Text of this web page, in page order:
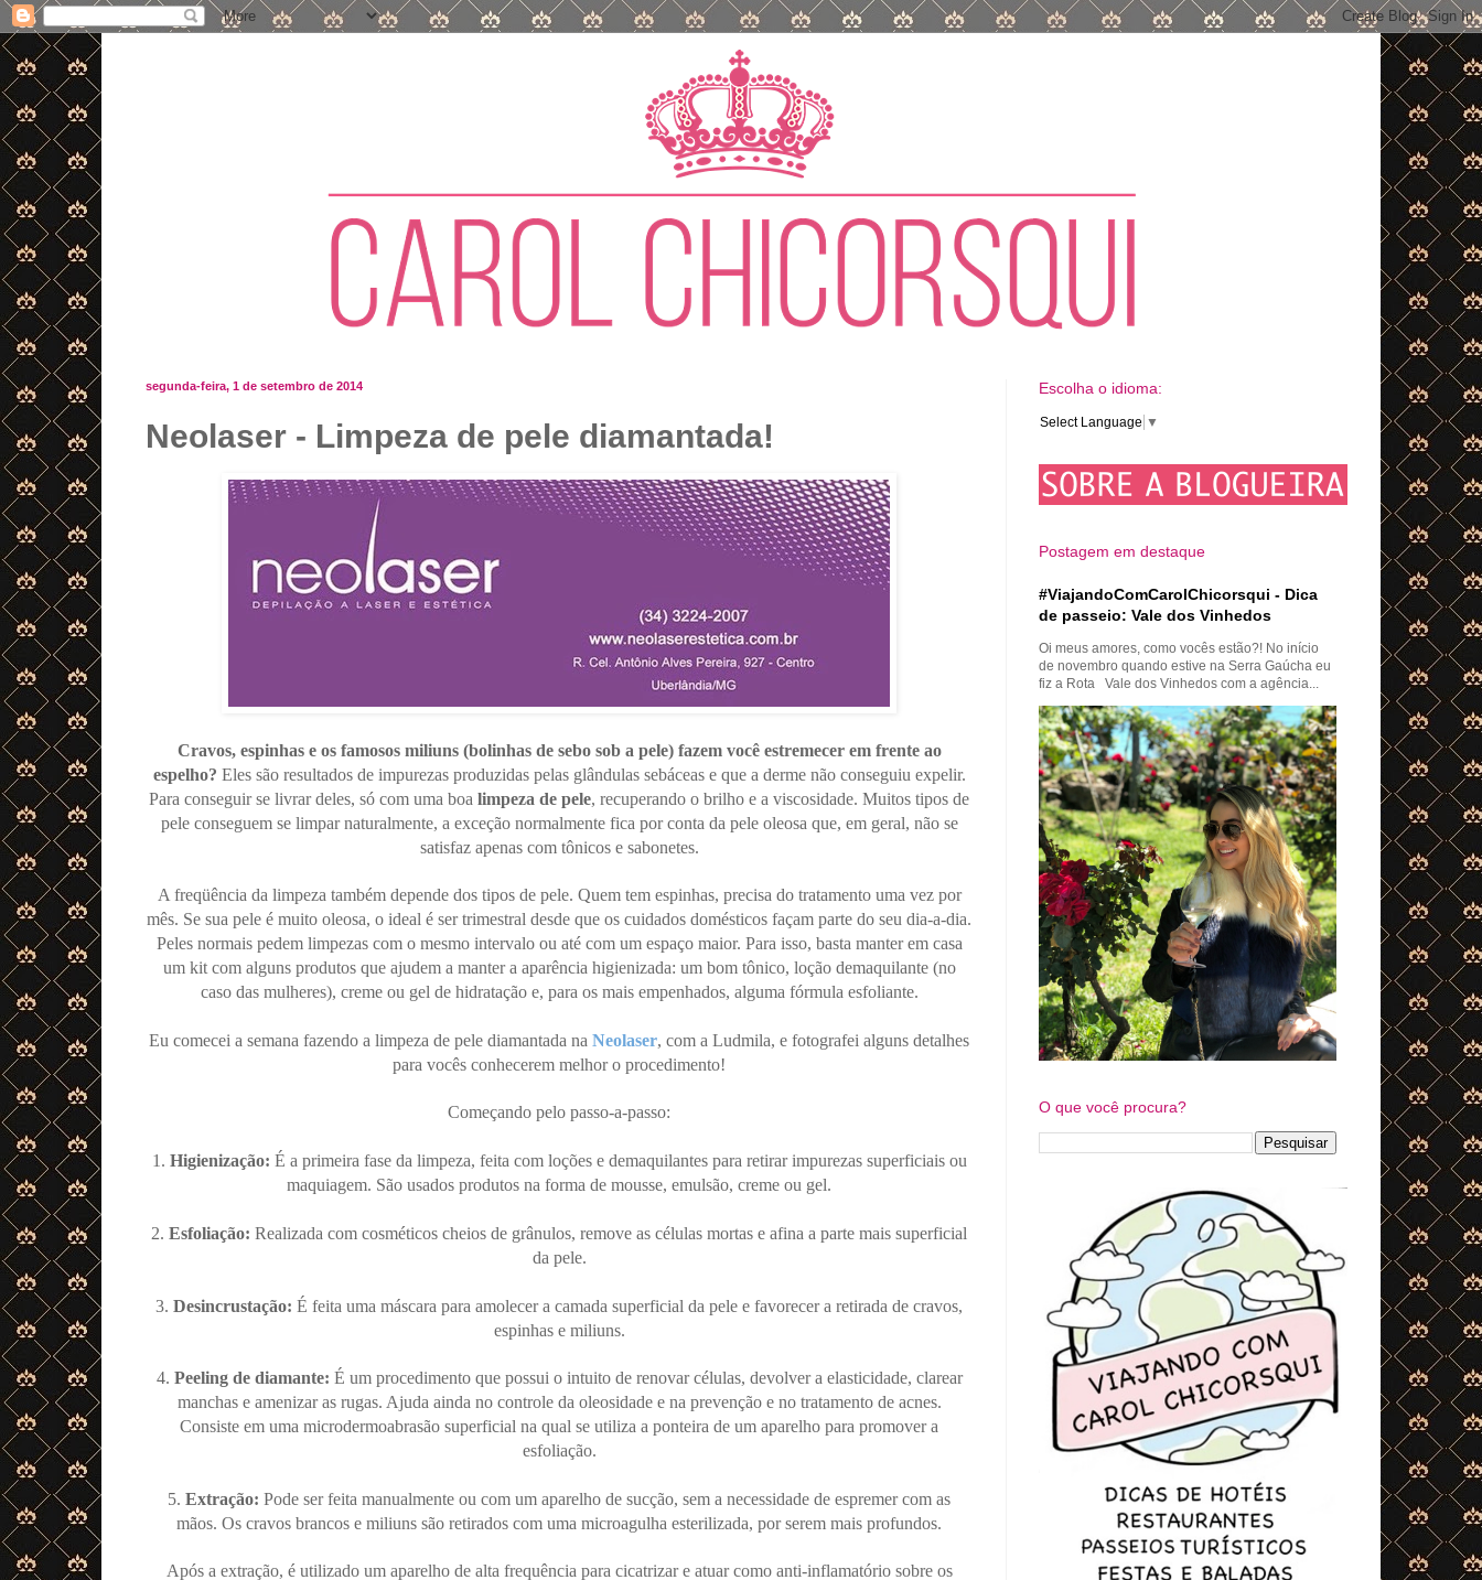
segunda-feira, 1 de setembro de 2014
Neolaser - Limpeza de pele diamantada!
Cravos, espinhas e os famosos miliuns (bolinhas de sebo sob a pele) fazem você estremecer em frente ao
espelho? Eles são resultados de impurezas produzidas pelas glândulas sebáceas e que a derme não conseguiu expelir.
Para conseguir se livrar deles, só com uma boa limpeza de pele, recuperando o brilho e a viscosidade. Muitos tipos de
pele conseguem se limpar naturalmente, a exceção normalmente fica por conta da pele oleosa que, em geral, não se
satisfaz apenas com tônicos e sabonetes.
A freqüência da limpeza também depende dos tipos de pele. Quem tem espinhas, precisa do tratamento uma vez por
mês. Se sua pele é muito oleosa, o ideal é ser trimestral desde que os cuidados domésticos façam parte do seu dia-a-dia.
Peles normais pedem limpezas com o mesmo intervalo ou até com um espaço maior. Para isso, basta manter em casa
um kit com alguns produtos que ajudem a manter a aparência higienizada: um bom tônico, loção demaquilante (no
caso das mulheres), creme ou gel de hidratação e, para os mais empenhados, alguma fórmula esfoliante.
Eu comecei a semana fazendo a limpeza de pele diamantada na Neolaser, com a Ludmila, e fotografei alguns detalhes
para vocês conhecerem melhor o procedimento!
Começando pelo passo-a-passo:
1. Higienização: É a primeira fase da limpeza, feita com loções e demaquilantes para retirar impurezas superficiais ou
maquiagem. São usados produtos na forma de mousse, emulsão, creme ou gel.
2. Esfoliação: Realizada com cosméticos cheios de grânulos, remove as células mortas e afina a parte mais superficial
da pele.
3. Desincrustação: É feita uma máscara para amolecer a camada superficial da pele e favorecer a retirada de cravos,
espinhas e miliuns.
4. Peeling de diamante: É um procedimento que possui o intuito de renovar células, devolver a elasticidade, clarear
manchas e amenizar as rugas. Ajuda ainda no controle da oleosidade e na prevenção e no tratamento de acnes.
Consiste em uma microdermoabrasão superficial na qual se utiliza a ponteira de um aparelho para promover a
esfoliação.
5. Extração: Pode ser feita manualmente ou com um aparelho de sucção, sem a necessidade de espremer com as
mãos. Os cravos brancos e miliuns são retirados com uma microagulha esterilizada, por serem mais profundos.
Após a extração, é utilizado um aparelho de alta frequência para cicatrizar e atuar como anti-inflamatório sobre os
Escolha o idioma:
Select Language ▼
Postagem em destaque
#ViajandoComCarolChicorsqui - Dica
de passeio: Vale dos Vinhedos
Oi meus amores, como vocês estão?! No início
de novembro quando estive na Serra Gaúcha eu
fiz a Rota Vale dos Vinhedos com a agência...
O que você procura?